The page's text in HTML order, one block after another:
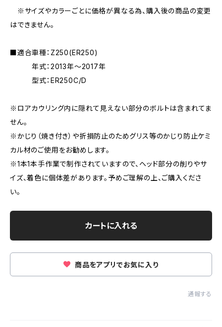
※サイズやカラーごとに価格が異なる為、購入後の商品の変更
はできません。
■適合車種：Z250(ER250)
年式：2013年〜2017年
型式：ER250C/D
※ロアカウリング内に隠れて見えない部分のボルトは含まれてま
せん。
※かじり（焼き付き）や折損防止のためグリス等のかじり防止ケミ
カル材のご使用をお勧めします。
※1本1本手作業で制作されていますので、ヘッド部分の削りやサ
イズ、着色に個体差があります。予めご理解の上、ご購入くださ
い。
カートに入れる
商品をアプリでお気に入り
通報する